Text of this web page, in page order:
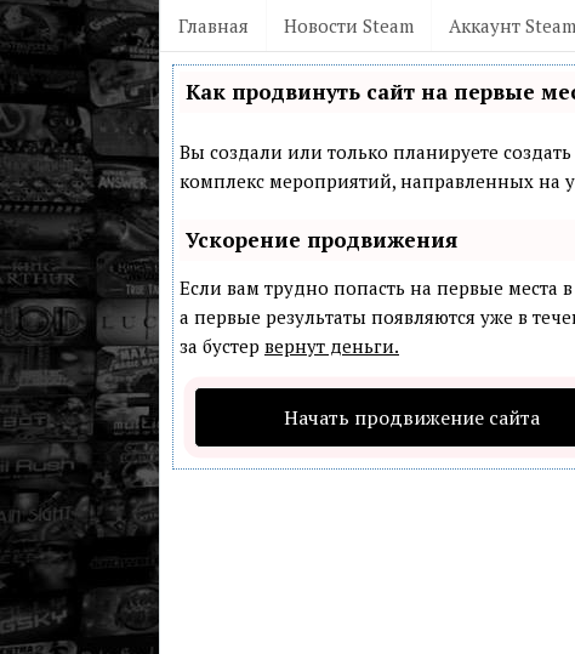
Главная Новости Steam Аккаунт Steam
Как продвинуть сайт на первые
Вы создали или только планируете
комплекс мероприятий, направленных на
Ускорение продвижения
Если вам трудно попасть на первые места
а первые результаты появляются уже в
за бустер вернут деньги.
Начать продвижение сайта